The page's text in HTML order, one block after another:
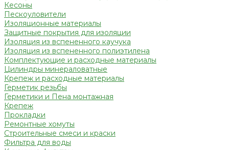
Кесоны
Пескоуловители
Изоляционные материалы
Защитные покрытия для изоляции
Изоляция из вспененного каучука
Изоляция из вспененного полиэтилена
Комплектующие и расходные материалы
Цилиндры минераловатные
Крепеж и расходные материалы
Герметик резьбы
Герметики и Пена монтажная
Крепеж
Прокладки
Ремонтные хомуты
Строительные смеси и краски
Фильтра для воды